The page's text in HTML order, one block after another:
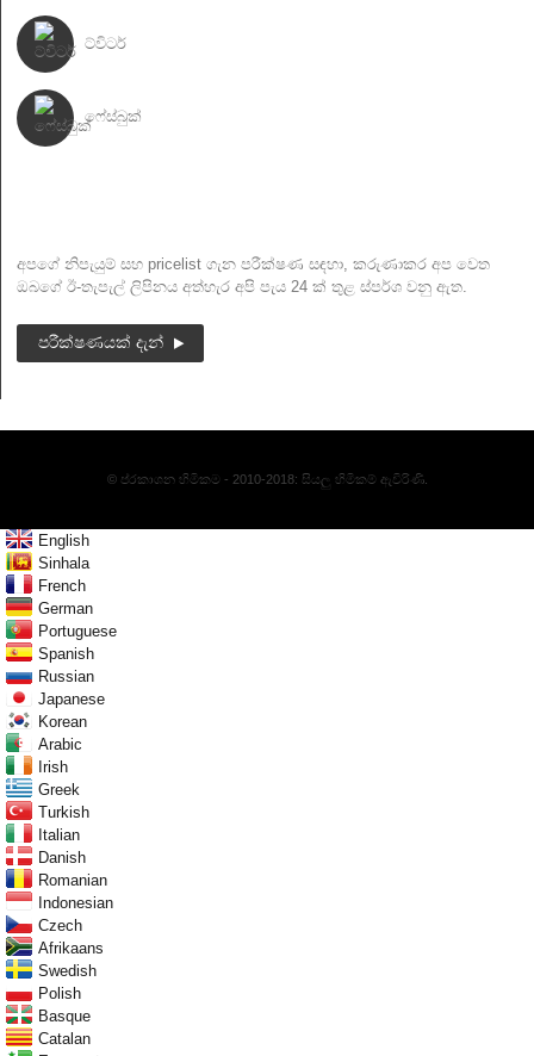
ට්විටර්
ෆේස්බුක්
අපගේ නිපැයුම් සහ pricelist ගැන පරීක්ෂණ සඳහා, කරුණාකර අප වෙත
ඔබගේ ඊ-තැපැල් ලිපිනය අත්හැර අපි පැය 24 ක් තුළ ස්පර්ශ වනු ඇත.
පරීක්ෂණයක් දැන්
© ප්රකාශන හිමිකම - 2010-2018: සියලු හිමිකම් ඇවිරිණි.
English
Sinhala
French
German
Portuguese
Spanish
Russian
Japanese
Korean
Arabic
Irish
Greek
Turkish
Italian
Danish
Romanian
Indonesian
Czech
Afrikaans
Swedish
Polish
Basque
Catalan